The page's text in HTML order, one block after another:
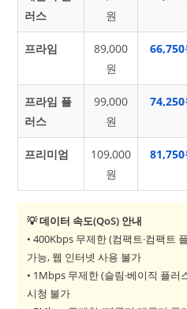
러스
원
프라임
89,000
원
66,750
프라임 플
러스
99,000
원
74,250
프리미엄
109,000
원
81,750
💡 데이터 속도(QoS) 안내
• 400Kbps 무제한 (컴팩트·컴팩트
가능, 웹 인터넷 사용 불가
• 1Mbps 무제한 (슬림·베이직 플러
시청 불가